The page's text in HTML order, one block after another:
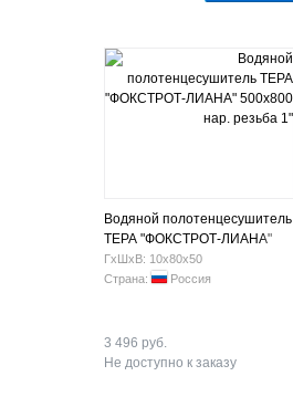
Водяной полотенцесушитель
ТЕРА "ФОКСТРОТ-ЛИАНА"
500х800 нар. резьба 1"
ГхШхВ: 10х80х50
Страна:
Россия
3 496 руб.
Не доступно к заказу